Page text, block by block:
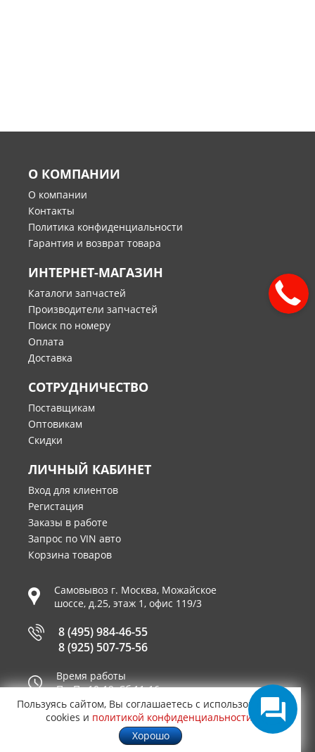
О КОМПАНИИ
О компании
Контакты
Политика конфиденциальности
Гарантия и возврат товара
ИНТЕРНЕТ-МАГАЗИН
Каталоги запчастей
Производители запчастей
Поиск по номеру
Оплата
Доставка
СОТРУДНИЧЕСТВО
Поставщикам
Оптовикам
Скидки
ЛИЧНЫЙ КАБИНЕТ
Вход для клиентов
Регистация
Заказы в работе
Запрос по VIN авто
Корзина товаров
Самовывоз г. Москва, Можайское
шоссе, д.25, этаж 1, офис 119/3
8 (495) 984-46-55
8 (925) 507-75-56
Время работы
Пн-Пт 10-19, Сб 11-16
Принимаем к оплате
Пользуясь сайтом, Вы соглашаетесь с использованием
cookies и политикой конфиденциальности
Хорошо